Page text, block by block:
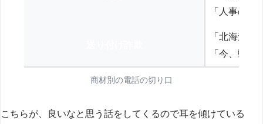
「人事の方
「北海道
「今、弊
商材別の電話の切り口
こちらが、良いなと思う話をしてくるので耳を傾けている